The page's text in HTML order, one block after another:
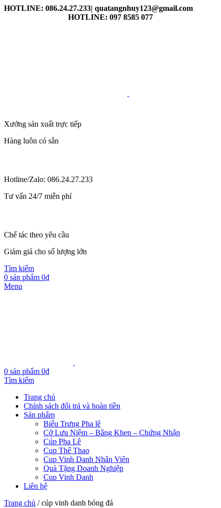
HOTLINE: 086.24.27.233| quatangnhuy123@gmail.com
HOTLINE: 097 8585 077
Xưởng sản xuất trực tiếp
Hàng luôn có sẵn
Hotline/Zalo: 086.24.27.233
Tư vấn 24/7 miễn phí
Chế tác theo yêu cầu
Giảm giá cho số lượng lớn
Tìm kiếm
0 sản phẩm 0₫
Menu
0 sản phẩm 0₫
Tìm kiếm
Trang chủ
Chính sách đổi trả và hoàn tiền
Sản phẩm
Biểu Trưng Pha lê
Cờ Lưu Niệm – Bằng Khen – Chứng Nhận
Cúp Pha Lê
Cup Thể Thao
Cup Vinh Danh Nhân Viên
Quà Tặng Doanh Nghiệp
Cup Vinh Danh
Liên hệ
Trang chủ /cúp vinh danh bóng đá